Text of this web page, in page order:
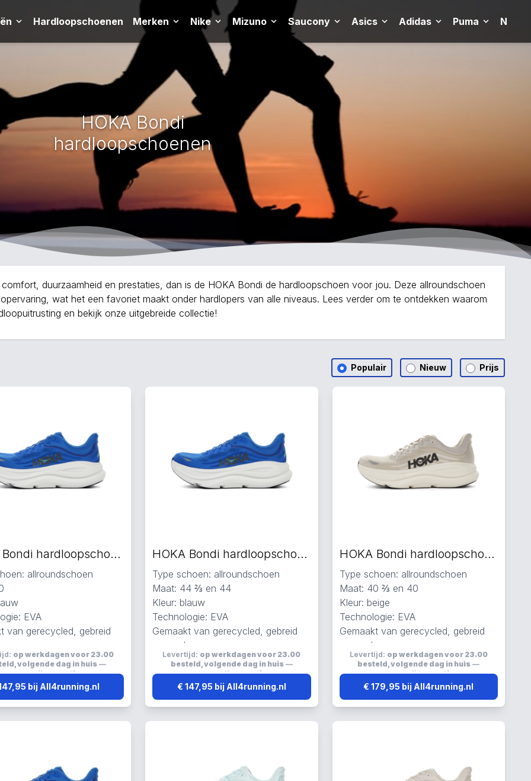
Hardloopschoenen Merken Nike Mizuno Saucony Asics Adidas Puma New
HOKA Bondi
hardloopschoenen
duurzaamheid en prestaties, dan is de HOKA Bondi de hardloopschoen voor jou. Deze allroundschoen
wat het een favoriet maakt onder hardlopers van alle niveaus. Lees verder om te ontdekken waarom
en bekijk onze uitgebreide collectie!
Populair Nieuw Prijs
HOKA Bondi hardloopschoenen blauw
allroundschoen
EVA
van gerecycled, gebreid
elastisch en ademend
op werkdagen voor 23.00
volgende dag in huis—
verzending:gratis
bij All4running.nl
HOKA Bondi hardloopschoenen blauw
Type schoen: allroundschoen
Maat: 44 ⅔ en 44
Kleur: blauw
Technologie: EVA
Gemaakt van gerecycled, gebreid
en mesh
Reflecterend, elastisch en ademend
Levertijd: op werkdagen voor 23.00
besteld, volgende dag in huis—
verzending:gratis
€ 147,95 bij All4running.nl
HOKA Bondi hardloopschoenen beige
Type schoen: allroundschoen
Maat: 40 ⅔ en 40
Kleur: beige
Technologie: EVA
Gemaakt van gerecycled, gebreid
en mesh
Reflecterend, elastisch en ademend
Levertijd: op werkdagen voor 23.00
besteld, volgende dag in huis —
verzending:gratis
€ 179,95 bij All4running.nl